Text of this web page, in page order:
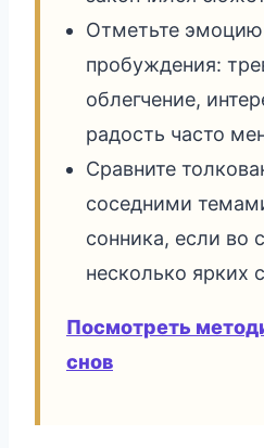
Отметьте
пробуждения:
облегчение,
радость часто
Сравните
соседними
сонника, если во
несколько ярких
Посмотреть
снов